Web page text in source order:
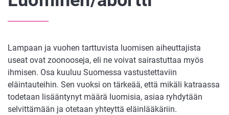
Lampaan ja vuohen tarttuvista luomisen aiheuttajista
useat ovat zoonooseja, eli ne voivat sairastuttaa myös
ihmisen. Osa kuuluu Suomessa vastustettaviin
eläintauteihin. Sen vuoksi on tärkeää, että mikäli katraassa
todetaan lisääntynyt määrä luomisia, asiaa ryhdytään
selvittämään ja otetaan yhteyttä eläinlääkäriin.